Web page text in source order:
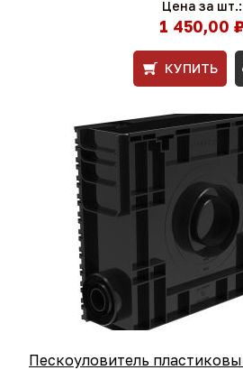
Цена за шт.:
1 450,00
КУПИТЬ
Пескоуловитель